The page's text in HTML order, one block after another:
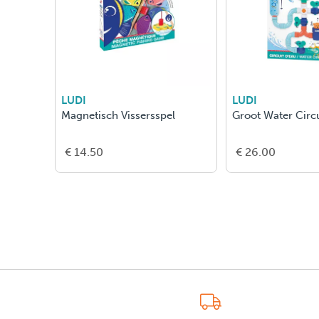
LUDI
Magnetisch Vissersspel
€ 14.50
LUDI
Groot Water
€ 26.00